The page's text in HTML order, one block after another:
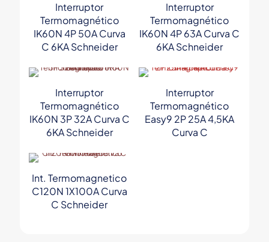
Interruptor
Termomagnético
IK60N 4P 50A Curva
C 6KA Schneider
Interruptor
Termomagnético
IK60N 4P 63A Curva C
6KA Schneider
Interruptor
Termomagnético
IK60N 3P 32A Curva C
6KA Schneider
Interruptor
Termomagnético
Easy9 2P 25A 4,5KA
Curva C
Int. Termomagnetico
C120N 1X100A Curva
C Schneider